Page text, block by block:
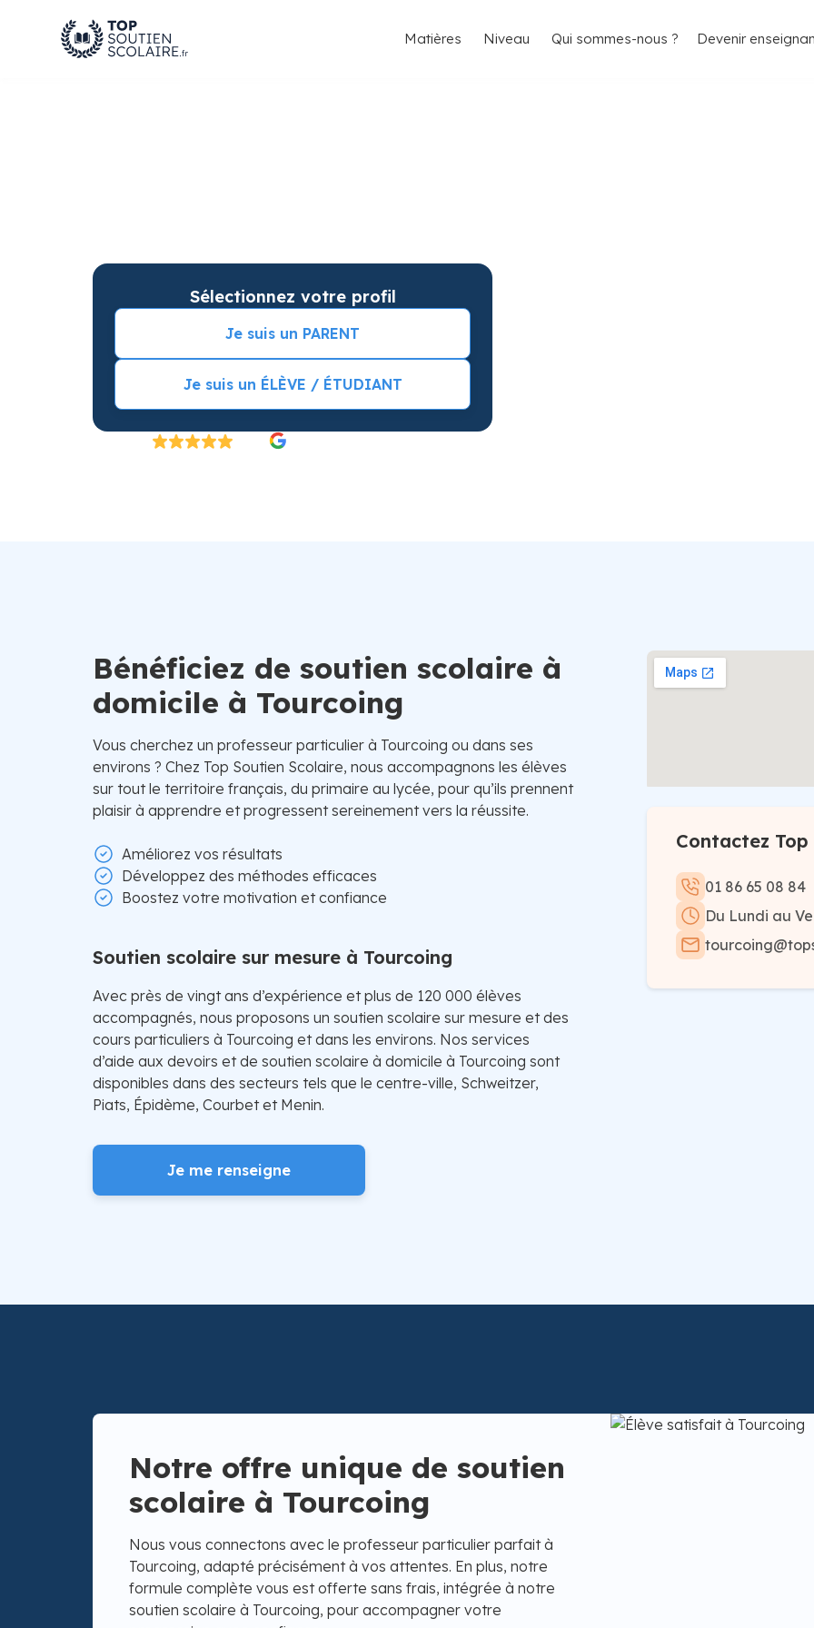
Matières Niveau Qui sommes-nous ? Devenir
Sélectionnez votre profil
Je suis un PARENT
Je suis un ÉLÈVE / ÉTUDIANT
Bénéficiez de soutien scolaire à
domicile à Tourcoing
Vous cherchez un professeur particulier à Tourcoing ou dans ses
environs ? Chez Top Soutien Scolaire, nous accompagnons les élèves
sur tout le territoire français, du primaire au lycée, pour qu’ils prennent
plaisir à apprendre et progressent sereinement vers la réussite.
Améliorez vos résultats
Développez des méthodes efficaces
Boostez votre motivation et confiance
Soutien scolaire sur mesure à Tourcoing
Avec près de vingt ans d’expérience et plus de 120 000 élèves
accompagnés, nous proposons un soutien scolaire sur mesure et des
cours particuliers à Tourcoing et dans les environs. Nos services
d’aide aux devoirs et de soutien scolaire à domicile à Tourcoing sont
disponibles dans des secteurs tels que le centre-ville, Schweitzer,
Piats, Épidème, Courbet et Menin.
Je me renseigne
Contactez
01 86 65 08 84
Du Lundi au
Notre offre unique de soutien
scolaire à Tourcoing
Nous vous connectons avec le professeur particulier parfait à
Tourcoing, adapté précisément à vos attentes. En plus, notre
formule complète vous est offerte sans frais, intégrée à notre
soutien scolaire à Tourcoing, pour accompagner votre